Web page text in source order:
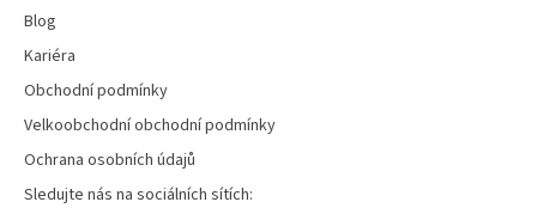
Blog
Kariéra
Obchodní podmínky
Velkoobchodní obchodní podmínky
Ochrana osobních údajů
Sledujte nás na sociálních sítích: